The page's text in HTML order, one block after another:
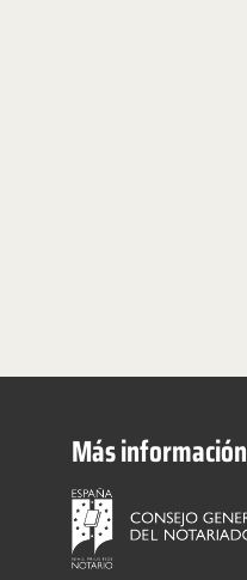
Más información